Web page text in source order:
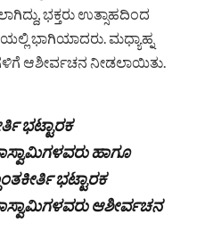
ಭಕ್ತರು ಉತ್ಸಾಹದಿಂದ
ಭಾಗಿಯಾದರು. ಮಧ್ಯಾಹ್ನ
ಆಶೀರ್ವಚನ ನೀಡಲಾಯಿತು.
ಭಟ್ಟಾರಕ
ಹಾಗೂ
ಭಟ್ಟಾರಕ
ಆಶೀರ್ವಚನ